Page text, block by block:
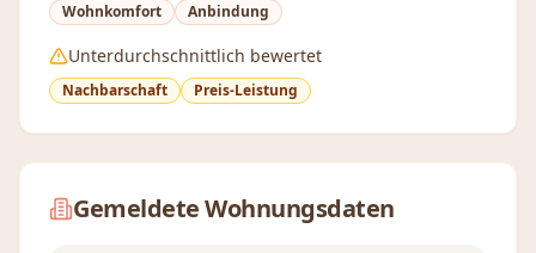
Wohnkomfort Anbindung
Unterdurchschnittlich bewertet
Nachbarschaft Preis-Leistung
Gemeldete Wohnungsdaten